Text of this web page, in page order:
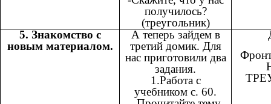
получилось?
(треугольник)
5. Знакомство с
новым материалом.
А теперь зайдем в
третий домик. Для
нас приготовили два
задания.
1.Работа с
учебником с. 60.